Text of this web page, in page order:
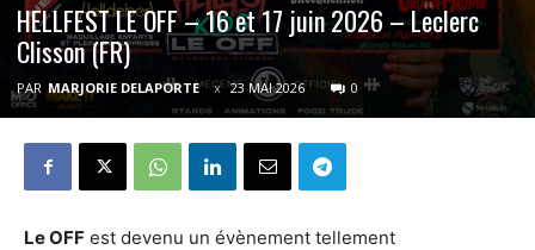
HELLFEST LE OFF – 16 et 17 juin 2026 – Leclerc
Clisson (FR)
PAR MARJORIE DELAPORTE 23 MAI 2026 0
Le OFF est devenu un évènement tellement